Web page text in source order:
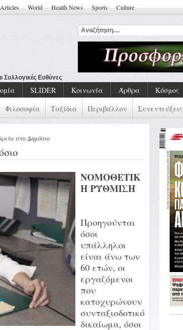
Articles World Health News Sports Culture
SLIDER Κοινωνία Άρθρα Κόσμος
Φιλοσοφία Ταξίδια Περιβάλλον Συνεντεύξεις
στο Δημόσιο
ΝΟΜΟΘΕΤΙΚ
Η ΡΥΘΜΙΣΗ
Προηγούνται
όσοι
υπάλληλοι
είναι άνω των
60 ετών, οι
εργαζόμενοι
που
κατοχυρώνουν
συνταξιοδοτικό
δικαίωμα, όσοι